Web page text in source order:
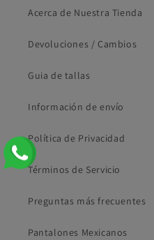
Acerca de Nuestra Tienda
Devoluciones / Cambios
Guia de tallas
Información de envío
Política de Privacidad
Términos de Servicio
Preguntas más frecuentes
Pantalones Mexicanos